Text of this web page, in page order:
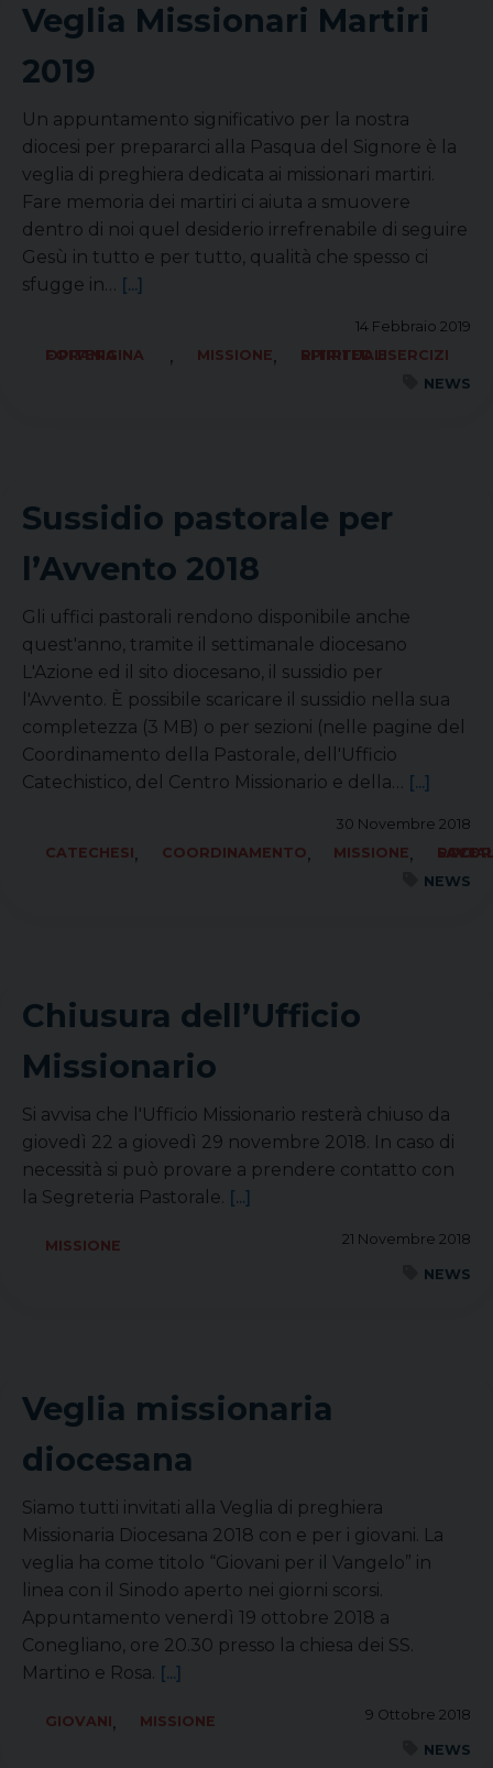
Veglia Missionari Martiri
2019
Un appuntamento significativo per la nostra
diocesi per prepararci alla Pasqua del Signore è la
veglia di preghiera dedicata ai missionari martiri.
Fare memoria dei martiri ci aiuta a smuovere
dentro di noi quel desiderio irrefrenabile di seguire
Gesù in tutto e per tutto, qualità che spesso ci
sfugge in… [...]
14 Febbraio 2019
FORANIA OPITERGINA
, MISSIONE,
RITIRI ED ESERCIZI SPIRITUALI
NEWS
Sussidio pastorale per
l’Avvento 2018
Gli uffici pastorali rendono disponibile anche
quest'anno, tramite il settimanale diocesano
L'Azione ed il sito diocesano, il sussidio per
l'Avvento. È possibile scaricare il sussidio nella sua
completezza (3 MB) o per sezioni (nelle pagine del
Coordinamento della Pastorale, dell'Ufficio
Catechistico, del Centro Missionario e della… [...]
30 Novembre 2018
CATECHESI, COORDINAMENTO, MISSIONE,
SOCIALE LAVORO PACE
NEWS
Chiusura dell’Ufficio
Missionario
Si avvisa che l'Ufficio Missionario resterà chiuso da
giovedì 22 a giovedì 29 novembre 2018. In caso di
necessità si può provare a prendere contatto con
la Segreteria Pastorale. [...]
21 Novembre 2018
MISSIONE
NEWS
Veglia missionaria
diocesana
Siamo tutti invitati alla Veglia di preghiera
Missionaria Diocesana 2018 con e per i giovani. La
veglia ha come titolo “Giovani per il Vangelo” in
linea con il Sinodo aperto nei giorni scorsi.
Appuntamento venerdì 19 ottobre 2018 a
Conegliano, ore 20.30 presso la chiesa dei SS.
Martino e Rosa. [...]
9 Ottobre 2018
GIOVANI,
MISSIONE
NEWS